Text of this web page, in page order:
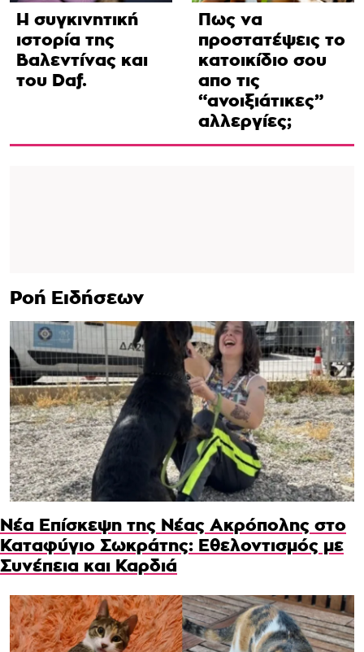
Η συγκινητική
ιστορία της
Βαλεντίνας και
του Daf.
Πως να
προστατέψεις το
κατοικίδιο σου
απο τις
“ανοιξιάτικες”
αλλεργίες;
Ροή Ειδήσεων
Νέα Επίσκεψη της Νέας Ακρόπολης στο
Καταφύγιο Σωκράτης: Εθελοντισμός με
Συνέπεια και Καρδιά